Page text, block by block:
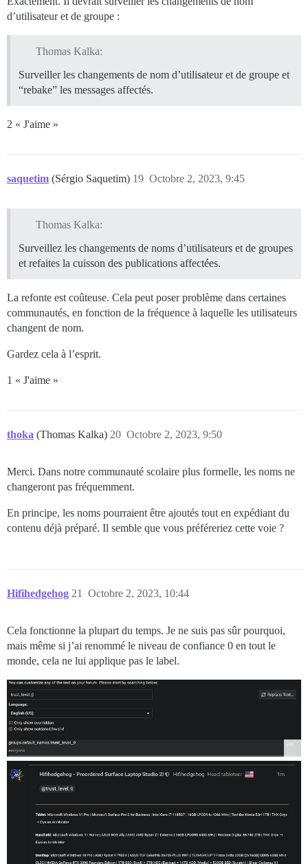
d’utilisateur et de groupe :
Thomas Kalka:
Surveiller les changements de nom d’utilisateur et de groupe et
“rebake” les messages affectés.
2 « J'aime »
saquetim (Sérgio Saquetim) Octobre 2, 2023, 9:45
19
Thomas Kalka:
Surveillez les changements de noms d’utilisateurs et de groupes
et refaites la cuisson des publications affectées.
La refonte est coûteuse. Cela peut poser problème dans certaines
communautés, en fonction de la fréquence à laquelle les utilisateurs
changent de nom.
Gardez cela à l’esprit.
1 « J'aime »
thoka (Thomas Kalka) Octobre 2, 2023, 9:50
20
Merci. Dans notre communauté scolaire plus formelle, les noms ne
changeront pas fréquemment.
En principe, les noms pourraient être ajoutés tout en expédiant du
contenu déjà préparé. Il semble que vous préféreriez cette voie ?
Hifihedgehog Octobre 2, 2023, 10:44
21
Cela fonctionne la plupart du temps. Je ne suis pas sûr pourquoi,
mais même si j’ai renommé le niveau de confiance 0 en tout le
monde, cela ne lui applique pas le label.